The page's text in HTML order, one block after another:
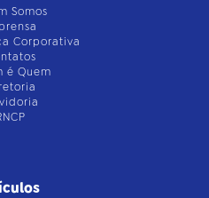
Somos
Corporativa
é Quem